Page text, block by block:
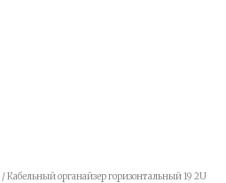
/ Кабельный органайзер горизонтальный 19 2U